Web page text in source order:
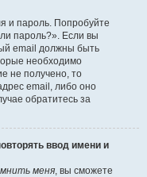
и пароль. Попробуйте
пароль?». Если вы
email должны быть
необходимо
не получено, то
email, либо оно
обратитесь за
ввод имени и
меня, вы сможете